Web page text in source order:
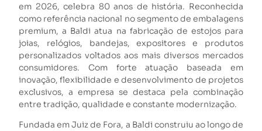
em 2026, celebra 80 anos de história. Reconhecida
como referência nacional no segmento de embalagens
premium, a Baldi atua na fabricação de estojos para
joias, relógios, bandejas, expositores e produtos
personalizados voltados aos mais diversos mercados
consumidores. Com forte atuação baseada em
inovação, flexibilidade e desenvolvimento de projetos
exclusivos, a empresa se destaca pela combinação
entre tradição, qualidade e constante modernização.
Fundada em Juiz de Fora, a Baldi construiu ao longo de